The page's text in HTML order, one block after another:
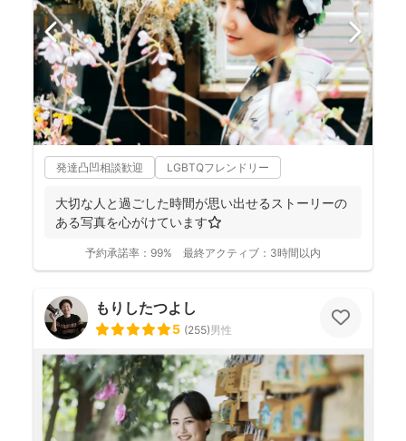
発達凸凹相談歓迎 LGBTQフレンドリー
大切な人と過ごした時間が思い出せるストーリーの
ある写真を心がけています⭐️
予約承諾率： 99% 最終アクティブ： 3時間以内
もりしたつよし
5 (255)男性